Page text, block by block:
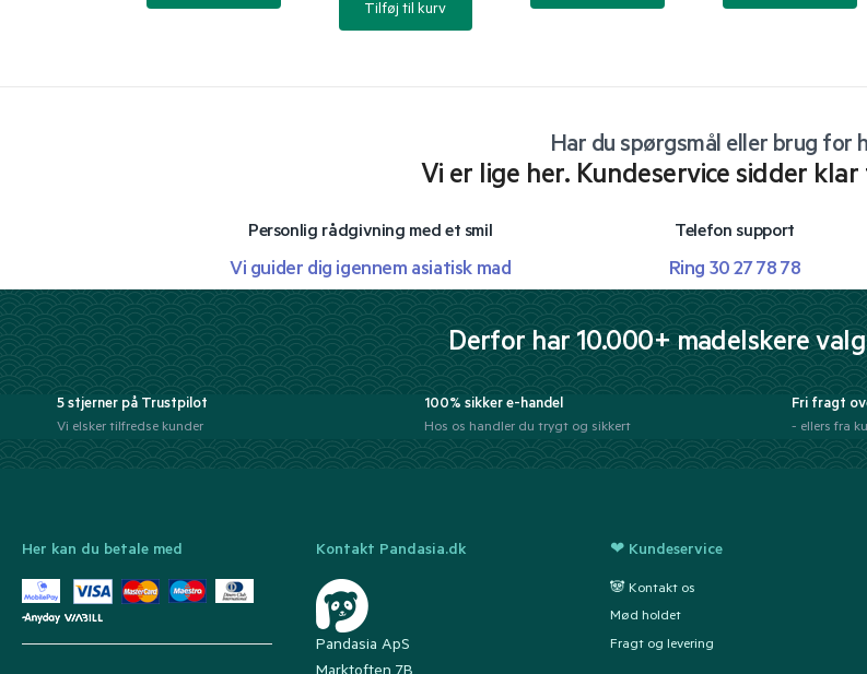
Tilføj til kurv
Har du spørgsmål eller brug for
Vi er lige her. Kundeservice sidder
Personlig rådgivning med et smil
Vi guider dig igennem asiatisk mad
Telefon support
Ring 30 27 78 78
Derfor har 10.000+ madelskere
5 stjerner på Trustpilot
Vi elsker tilfredse kunder
100% sikker e-handel
Hos os handler du trygt og sikkert
Fri fragt
- ellers fra
Her kan du betale med Kontakt Pandasia.dk
Pandasia ApS
❤ Kundeservice
🐼 Kontakt os
Mød holdet
Fragt og levering